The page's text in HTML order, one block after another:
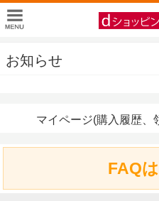
お知らせ
マイページ(購入履歴、
FAQ